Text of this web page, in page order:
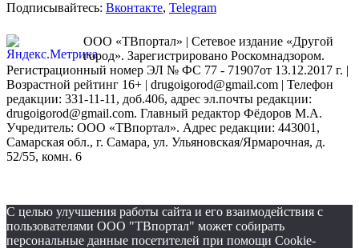
Подписывайтесь: Вконтакте, Telegram
ООО «ТВпортал» | Сетевое издание «Другой
город». Зарегистрировано Роскомнадзором.
Регистрационный номер ЭЛ № ФС 77 - 71907от 13.12.2017 г. |
Возрастной рейтинг 16+ | drugoigorod@gmail.com | Телефон
редакции: 331-11-11, доб.406, адрес эл.почты редакции:
drugoigorod@gmail.com. Главный редактор Фёдоров М.А.
Учредитель: ООО «ТВпортал». Адрес редакции: 443001,
Самарская обл., г. Самара, ул. Ульяновская/Ярмарочная, д.
52/55, комн. 6
С целью улучшения работы сайта и его взаимодействия с
пользователями ООО "ТВпортал" может собирать
персональные данные посетителей при помощи Cookie-